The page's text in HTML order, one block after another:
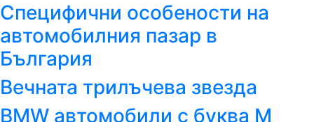
Специфични особености на
автомобилния пазар в
България
Вечната трилъчева звезда
BMW автомобили с буква M